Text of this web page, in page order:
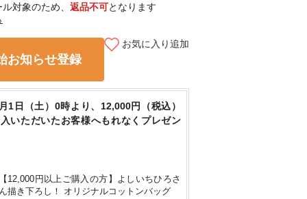
対象のため、 返品不可となります
お知らせ登録
お気に入り追加
1日（土）0時より、12,000円（税込）
いただいたお客様へもれなくプレゼン
【12,000円以上ご購入の方】よしいちひろさ
ん描き下ろし！ オリジナルコットンバッグ